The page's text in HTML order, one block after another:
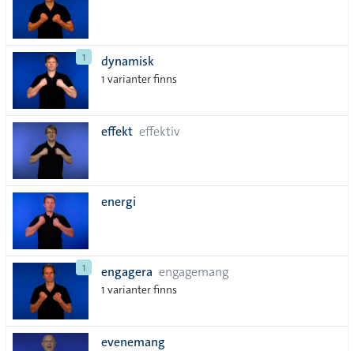
1 dynamisk
1 varianter finns
effekt effektiv
energi
1 engagera engagemang
1 varianter finns
evenemang